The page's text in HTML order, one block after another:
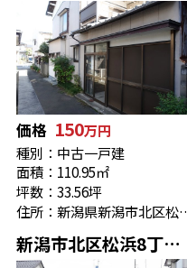
価格 150万円
種別：中古一戸建
面積：110.95㎡
坪数：33.56坪
住所：新潟県新
新潟市北区松浜8丁目 事務所兼縫製工場